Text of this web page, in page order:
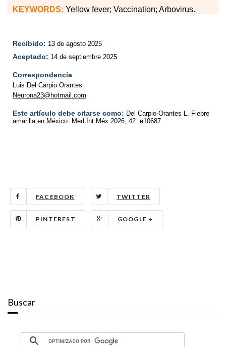
KEYWORDS: Yellow fever; Vaccination; Arbovirus.
Recibido: 13 de agosto 2025
Aceptado: 14 de septiembre 2025
Correspondencia
Luis Del Carpio Orantes
Neurona23@hotmail.com
Este artículo debe citarse como: Del Carpio-Orantes L. Fiebre
amarilla en México. Med Int Méx 2026; 42: e10687.
FACEBOOK TWITTER
PINTEREST GOOGLE +
Buscar